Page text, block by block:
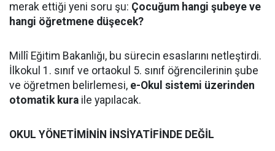
merak ettiği yeni soru şu: Çocuğum hangi şubeye ve
hangi öğretmene düşecek?
Millî Eğitim Bakanlığı, bu sürecin esaslarını netleştirdi.
İlkokul 1. sınıf ve ortaokul 5. sınıf öğrencilerinin şube
ve öğretmen belirlemesi, e-Okul sistemi üzerinden
otomatik kura ile yapılacak.
OKUL YÖNETİMİNİN İNSİYATİFİNDE DEĞİL